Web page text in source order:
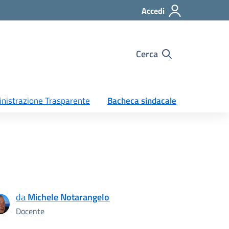
Accedi
Cerca
Trasparente Bacheca sindacale
daMichele Notarangelo
Docente